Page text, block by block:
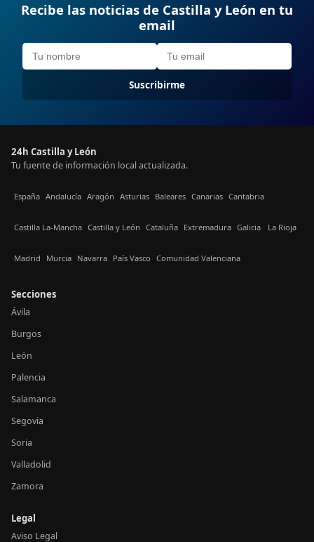
Recibe las noticias de Castilla y León en tu
email
Suscribirme
24h Castilla y León
Tu fuente de información local actualizada.
España Andalucía Aragón Asturias Baleares Canarias Cantabria
Castilla La-Mancha Castilla y León Cataluña Extremadura Galicia La Rioja
Madrid Murcia Navarra País Vasco Comunidad Valenciana
Secciones
Ávila
Burgos
León
Palencia
Salamanca
Segovia
Soria
Valladolid
Zamora
Legal
Aviso Legal